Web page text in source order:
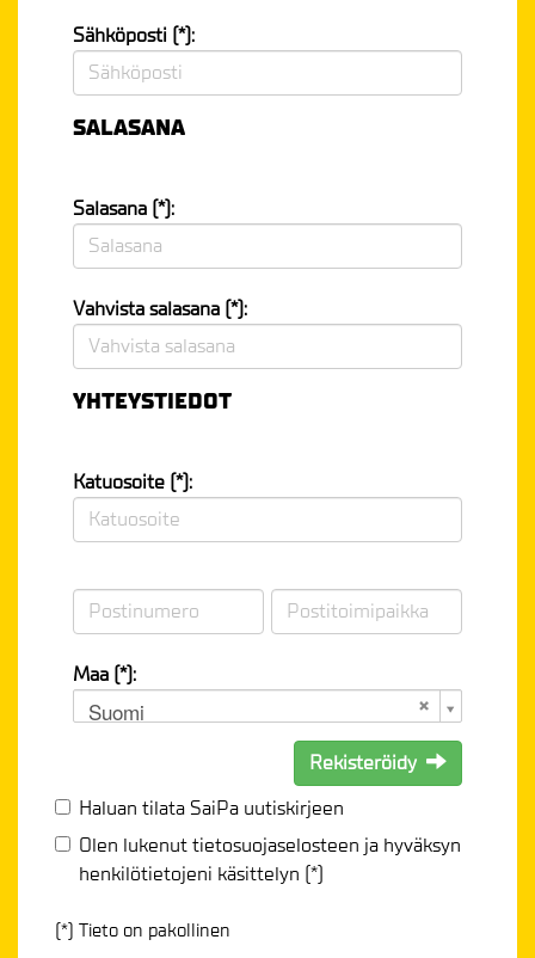
Sähköposti (*):
SALASANA
Salasana (*):
Vahvista salasana (*):
YHTEYSTIEDOT
Katuosoite (*):
Maa (*):
Suomi
Rekisteröidy
Haluan tilata SaiPa uutiskirjeen
Olen lukenuttietosuojaselosteen ja hyväksyn
henkilötietojeni käsittelyn (*)
(*) Tieto on pakollinen